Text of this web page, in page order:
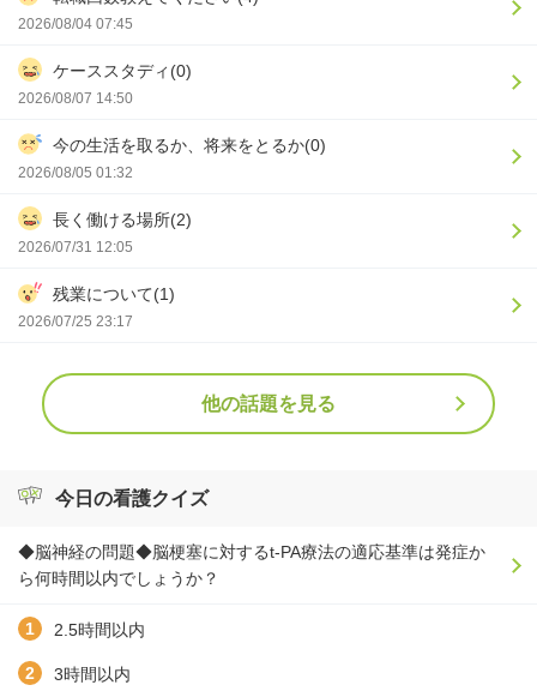
2026/08/04 07:45
ケーススタディ(0)
2026/08/07 14:50
今の生活を取るか、将来をとるか(0)
2026/08/05 01:32
長く働ける場所(2)
2026/07/31 12:05
残業について(1)
2026/07/25 23:17
他の話題を見る
今日の看護クイズ
◆脳神経の問題◆脳梗塞に対するt-PA療法の適応基準は発症か
ら何時間以内でしょうか？
2.5時間以内
3時間以内